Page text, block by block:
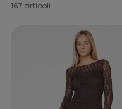
167 articoli